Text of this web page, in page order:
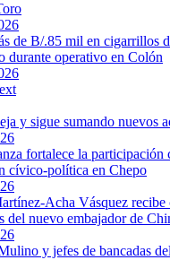
de B/.85 mil en cigarrillos
durante operativo en Colón
y sigue sumando nuevos
fortalece la participación
cívico-política en Chepo
Acha Vásquez recibe
del nuevo embajador de
y jefes de bancadas